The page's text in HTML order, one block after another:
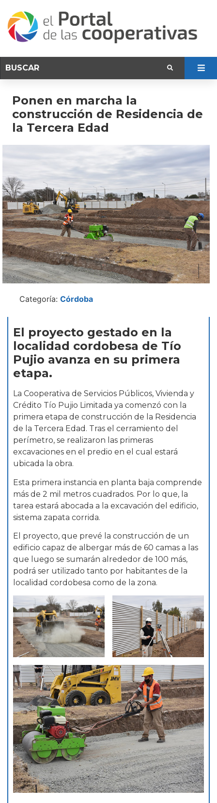
Ponen en marcha la
construcción de Residencia de
la Tercera Edad
Categoría: Córdoba
El proyecto gestado en la
localidad cordobesa de Tío
Pujio avanza en su primera
etapa.
La Cooperativa de Servicios Públicos, Vivienda y
Crédito Tío Pujio Limitada ya comenzó con la
primera etapa de construcción de la Residencia
de la Tercera Edad. Tras el cerramiento del
perímetro, se realizaron las primeras
excavaciones en el predio en el cual estará
ubicada la obra.
Esta primera instancia en planta baja comprende
más de 2 mil metros cuadrados. Por lo que, la
tarea estará abocada a la excavación del edificio,
sistema zapata corrida.
El proyecto, que prevé la construcción de un
edificio capaz de albergar más de 60 camas a las
que luego se sumarán alrededor de 100 más,
podrá ser utilizado tanto por habitantes de la
localidad cordobesa como de la zona.